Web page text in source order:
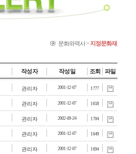
문화와역사 >지정문화재
작성자 작성일 조회 파일
관리자 2001-12-07 1777
관리자 2001-12-07 1618
관리자 2002-09-24 1704
관리자 2001-12-07 1649
관리자 2001-12-07 1694